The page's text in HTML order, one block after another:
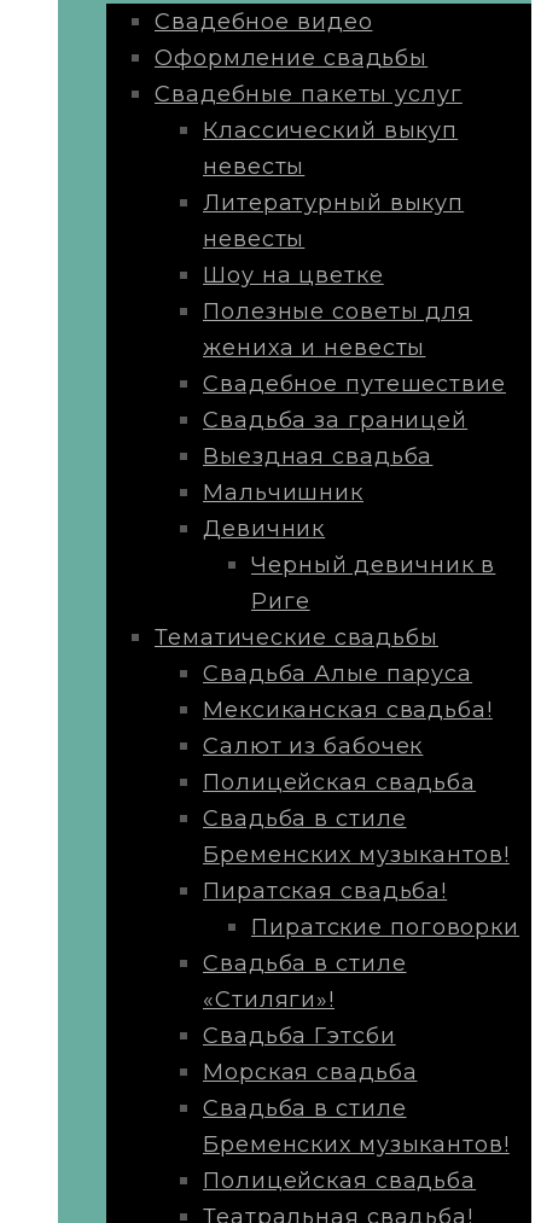
Свадебное видео
Оформление свадьбы
Свадебные пакеты услуг
Классический выкуп
невесты
Литературный выкуп
невесты
Шоу на цветке
Полезные советы для
жениха и невесты
Свадебное путешествие
Свадьба за границей
Выездная свадьба
Мальчишник
Девичник
Черный девичник в
Риге
Тематические свадьбы
Свадьба Алые паруса
Мексиканская свадьба!
Салют из бабочек
Полицейская свадьба
Свадьба в стиле
Бременских музыкантов!
Пиратская свадьба!
Пиратские поговорки
Свадьба в стиле
«Стиляги»!
Свадьба Гэтсби
Морская свадьба
Свадьба в стиле
Бременских музыкантов!
Полицейская свадьба
Театральная свадьба!